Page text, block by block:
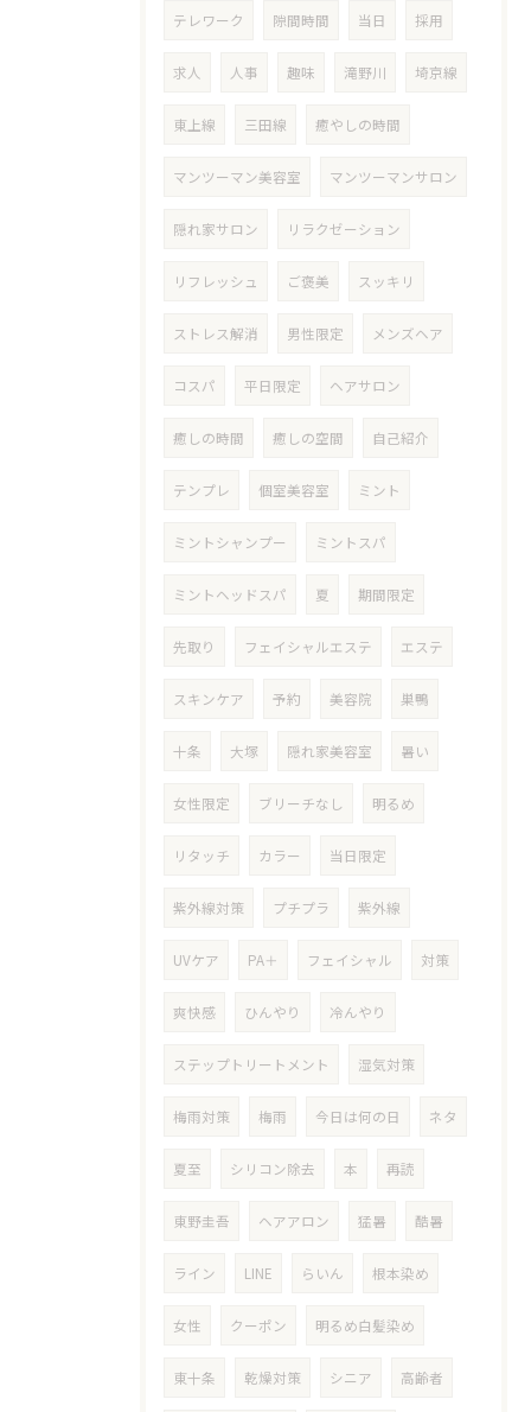
テレワーク 隙間時間 当日 採用
求人 人事 趣味 滝野川 埼京線
東上線 三田線 癒やしの時間
マンツーマン美容室 マンツーマンサロン
隠れ家サロン リラクゼーション
リフレッシュ ご褒美 スッキリ
ストレス解消 男性限定 メンズヘア
コスパ 平日限定 ヘアサロン
癒しの時間 癒しの空間 自己紹介
テンプレ 個室美容室 ミント
ミントシャンプー ミントスパ
ミントヘッドスパ 夏 期間限定
先取り フェイシャルエステ エステ
スキンケア 予約 美容院 巣鴨
十条 大塚 隠れ家美容室 暑い
女性限定 ブリーチなし 明るめ
リタッチ カラー 当日限定
紫外線対策 プチプラ 紫外線
UVケア PA＋ フェイシャル 対策
爽快感 ひんやり 冷んやり
ステップトリートメント 湿気対策
梅雨対策 梅雨 今日は何の日 ネタ
夏至 シリコン除去 本 再読
東野圭吾 ヘアアロン 猛暑 酷暑
ライン LINE らいん 根本染め
女性 クーポン 明るめ白髪染め
東十条 乾燥対策 シニア 高齢者